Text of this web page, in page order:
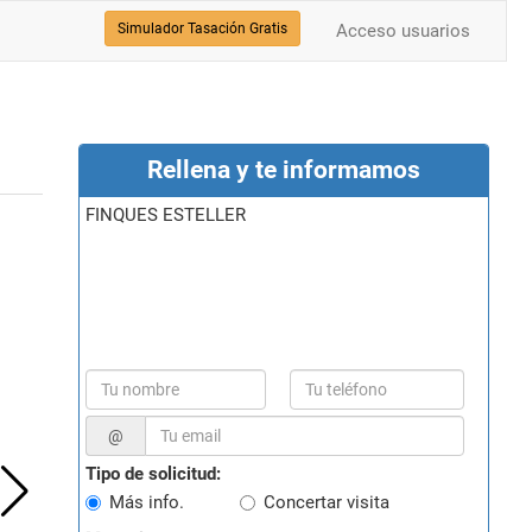
Acceso usuarios
Simulador Tasación Gratis
Rellena y te informamos
FINQUES ESTELLER
@
Tipo de solicitud:
Más info.
Concertar visita